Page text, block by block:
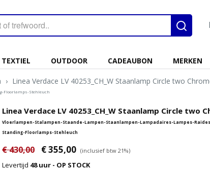
TEXTIEL OUTDOOR CADEAUBON MERKEN
› Linea Verdace LV 40253_CH_W Staanlamp Circle two
Floorlamps-Stehleuch
Linea Verdace LV 40253_CH_W Staanlamp Circle two
Vloerlampen-Stalampen-Staande-Lampen-Staanlampen-Lampadaires-Lampes-
Standing-Floorlamps-Stehleuch
€ 430,00 € 355,00 (inclusief btw 21%)
Levertijd 48 uur - OP STOCK